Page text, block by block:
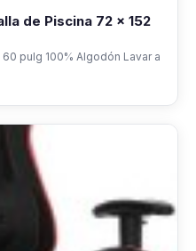
de Piscina 72 x 152
pulg 100% Algodón Lavar a